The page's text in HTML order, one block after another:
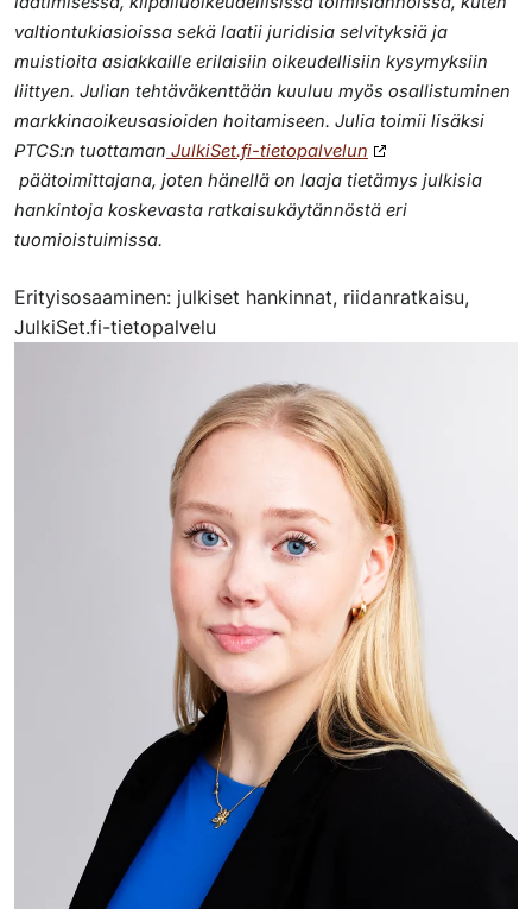
valtiontukiasioissa sekä laatii juridisia selvityksiä ja
muistioita asiakkaille erilaisiin oikeudellisiin kysymyksiin
liittyen. Julian tehtäväkenttään kuuluu myös osallistuminen
markkinaoikeusasioiden hoitamiseen. Julia toimii lisäksi
PTCS:n tuottaman JulkiSet.fi-tietopalvelun
päätoimittajana, joten hänellä on laaja tietämys julkisia
hankintoja koskevasta ratkaisukäytännöstä eri
tuomioistuimissa.
Erityisosaaminen: julkiset hankinnat, riidanratkaisu,
JulkiSet.fi-tietopalvelu